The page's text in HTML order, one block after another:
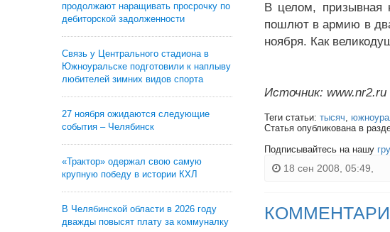
продолжают наращивать просрочку по
дебиторской задолженности
Связь у Центрального стадиона в
Южноуральске подготовили к наплыву
любителей зимних видов спорта
27 ноября ожидаются следующие
события – Челябинск
«Трактор» одержал свою самую
крупную победу в истории КХЛ
В Челябинской области в 2026 году
дважды повысят плату за коммуналку
В целом, призывная
пошлют в армию в
ноября. Как
Источник: www.nr2.ru
Теги статьи: тысяч,
Статья опубликована в
Подписывайтесь на нашу
18 сен 2008, 05:49,